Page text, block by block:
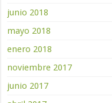
junio 2018
mayo 2018
enero 2018
noviembre 2017
junio 2017